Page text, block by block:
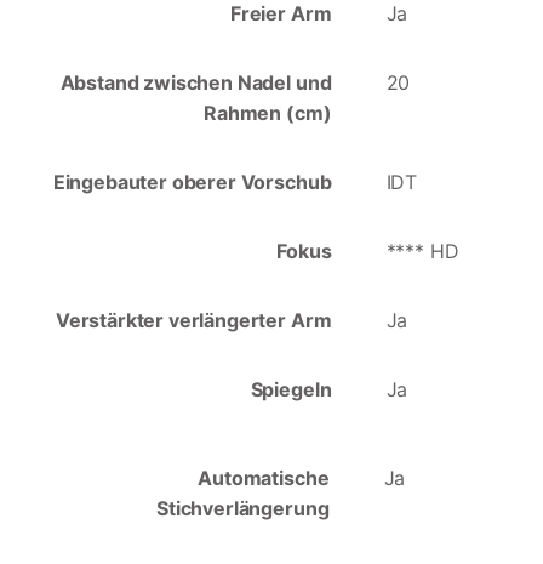
Freier Arm Ja
Abstand zwischen Nadel und
Rahmen (cm)
20
Eingebauter oberer Vorschub IDT
Fokus **** HD
Verstärkter verlängerter Arm Ja
Spiegeln Ja
Automatische
Stichverlängerung
Ja